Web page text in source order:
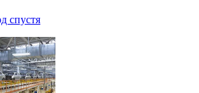
спустя